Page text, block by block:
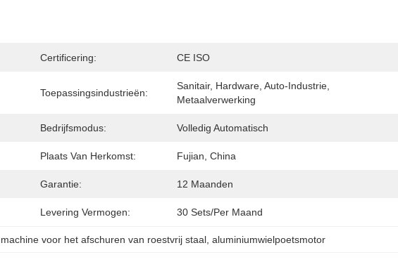
Certificering: CE ISO
Toepassingsindustrieën:
Sanitair, Hardware, Auto-Industrie,
Metaalverwerking
Bedrijfsmodus: Volledig Automatisch
Plaats Van Herkomst: Fujian, China
Garantie: 12 Maanden
Levering Vermogen: 30 Sets/per Maand
machine voor het afschuren van roestvrij staal , aluminiumwielpoetsmotor